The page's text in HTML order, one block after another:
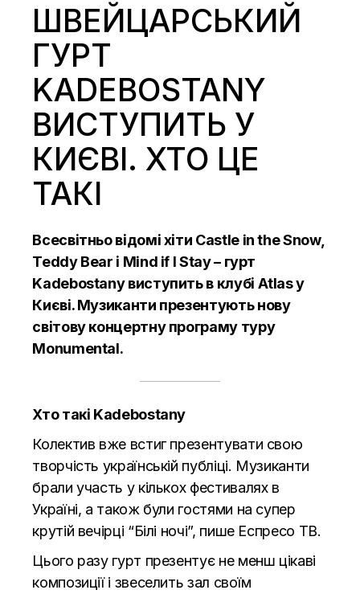
ШВЕЙЦАРСЬКИЙ
ГУРТ
KADEBOSTANY
ВИСТУПИТЬ У
КИЄВІ. ХТО ЦЕ
ТАКІ
Всесвітньо відомі хіти Castle in the Snow,
Teddy Bear і Mind if I Stay – гурт
Kadebostany виступить в клубі Atlas у
Києві. Музиканти презентують нову
світову концертну програму туру
Monumental.
Хто такі Kadebostany
Колектив вже встиг презентувати свою
творчість українській публіці. Музиканти
брали участь у кількох фестивалях в
Україні, а також були гостями на супер
крутій вечірці “Білі ночі”, пише Еспресо ТВ.
Цього разу гурт презентує не менш цікаві
композиції і звеселить зал своїм